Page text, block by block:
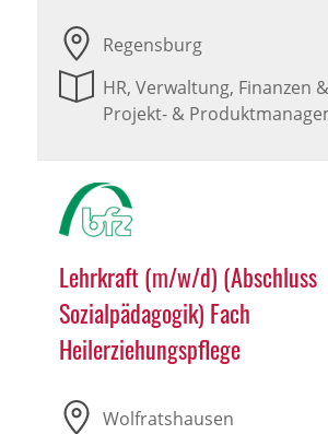
Regensburg
HR, Verwaltung, Finanzen
Projekt- &
Lehrkraft (m/w/d) (Abschluss
Sozialpädagogik) Fach
Heilerziehungspflege
Wolfratshausen